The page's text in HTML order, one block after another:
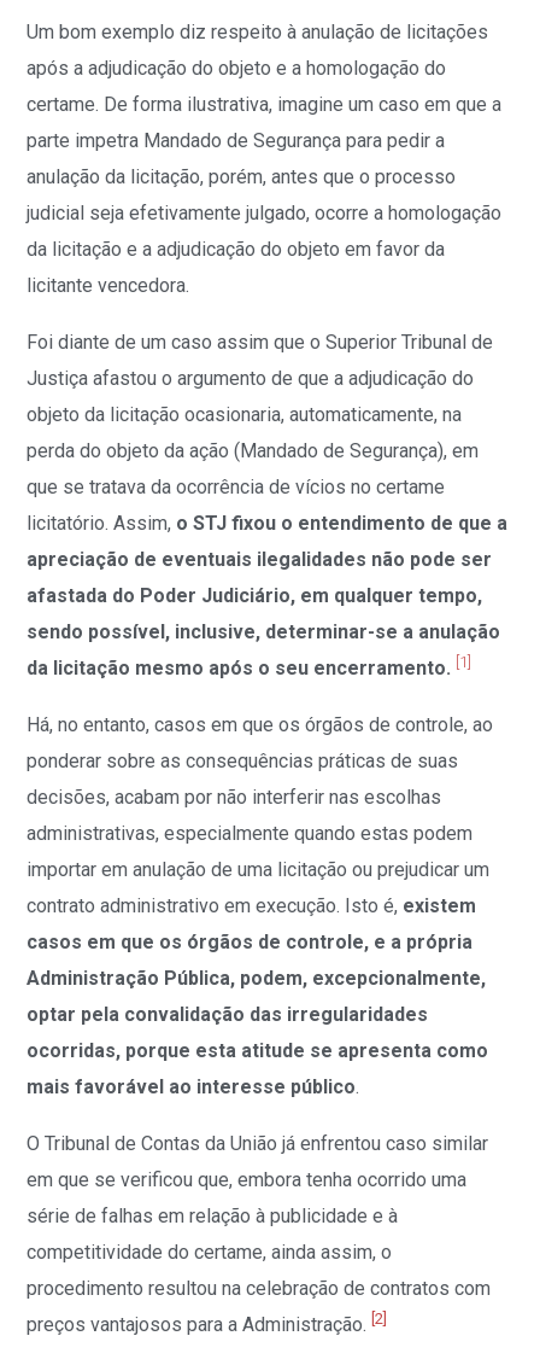
Um bom exemplo diz respeito à anulação de licitações
após a adjudicação do objeto e a homologação do
certame. De forma ilustrativa, imagine um caso em que a
parte impetra Mandado de Segurança para pedir a
anulação da licitação, porém, antes que o processo
judicial seja efetivamente julgado, ocorre a homologação
da licitação e a adjudicação do objeto em favor da
licitante vencedora.
Foi diante de um caso assim que o Superior Tribunal de
Justiça afastou o argumento de que a adjudicação do
objeto da licitação ocasionaria, automaticamente, na
perda do objeto da ação (Mandado de Segurança), em
que se tratava da ocorrência de vícios no certame
licitatório. Assim, o STJ fixou o entendimento de que a
apreciação de eventuais ilegalidades não pode ser
afastada do Poder Judiciário, em qualquer tempo,
sendo possível, inclusive, determinar-se a anulação
da licitação mesmo após o seu encerramento. [1]
Há, no entanto, casos em que os órgãos de controle, ao
ponderar sobre as consequências práticas de suas
decisões, acabam por não interferir nas escolhas
administrativas, especialmente quando estas podem
importar em anulação de uma licitação ou prejudicar um
contrato administrativo em execução. Isto é, existem
casos em que os órgãos de controle, e a própria
Administração Pública, podem, excepcionalmente,
optar pela convalidação das irregularidades
ocorridas, porque esta atitude se apresenta como
mais favorável ao interesse público.
O Tribunal de Contas da União já enfrentou caso similar
em que se verificou que, embora tenha ocorrido uma
série de falhas em relação à publicidade e à
competitividade do certame, ainda assim, o
procedimento resultou na celebração de contratos com
preços vantajosos para a Administração.[2]